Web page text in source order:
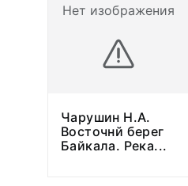
Нет изображения
Чарушин Н.А.
Восточнй берег
Байкала. Река...